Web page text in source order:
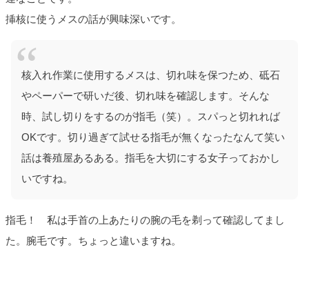
挿核に使うメスの話が興味深いです。
核入れ作業に使用するメスは、切れ味を保つため、砥石
やペーパーで研いだ後、切れ味を確認します。そんな
時、試し切りをするのが指毛（笑）。スパっと切れれば
OKです。切り過ぎて試せる指毛が無くなったなんて笑い
話は養殖屋あるある。指毛を大切にする女子っておかし
いですね。
指毛！ 私は手首の上あたりの腕の毛を剃って確認してまし
た。腕毛です。ちょっと違いますね。